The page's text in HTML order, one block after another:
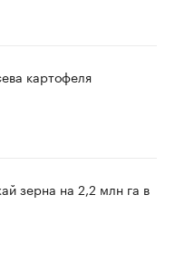
картофеля
зерна на 2,2 млн га в